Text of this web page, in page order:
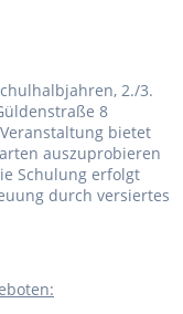
2./3.
8
bietet
auszuprobieren
Schulung erfolgt
durch versiertes